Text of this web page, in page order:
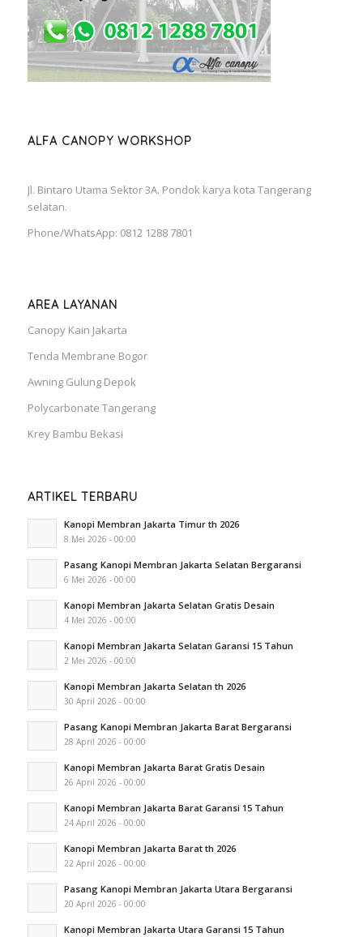
ALFA CANOPY WORKSHOP
Jl. Bintaro Utama Sektor 3A. Pondok karya kota Tangerang
selatan.
Phone/WhatsApp: 0812 1288 7801
AREA LAYANAN
Canopy Kain Jakarta
Tenda Membrane Bogor
Awning Gulung Depok
Polycarbonate Tangerang
Krey Bambu Bekasi
ARTIKEL TERBARU
Kanopi Membran Jakarta Timur th 2026
8 Mei 2026 - 00:00
Pasang Kanopi Membran Jakarta Selatan Bergaransi
6 Mei 2026 - 00:00
Kanopi Membran Jakarta Selatan Gratis Desain
4 Mei 2026 - 00:00
Kanopi Membran Jakarta Selatan Garansi 15 Tahun
2 Mei 2026 - 00:00
Kanopi Membran Jakarta Selatan th 2026
30 April 2026 - 00:00
Pasang Kanopi Membran Jakarta Barat Bergaransi
28 April 2026 - 00:00
Kanopi Membran Jakarta Barat Gratis Desain
26 April 2026 - 00:00
Kanopi Membran Jakarta Barat Garansi 15 Tahun
24 April 2026 - 00:00
Kanopi Membran Jakarta Barat th 2026
22 April 2026 - 00:00
Pasang Kanopi Membran Jakarta Utara Bergaransi
20 April 2026 - 00:00
Kanopi Membran Jakarta Utara Garansi 15 Tahun